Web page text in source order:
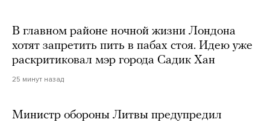
В главном районе ночной жизни Лондона
хотят запретить пить в пабах стоя. Идею уже
раскритиковал мэр города Садик Хан
25 минут назад
Министр обороны Литвы предупредил